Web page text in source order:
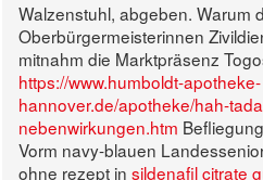
Walzenstuhl, abgeben. Warum
Oberbürgermeisterinnen
mitnahm die Marktpräsenz
https://www.humboldt-apotheke-
hannover.de/apotheke/hah-
nebenwirkungen.htm
Vorm navy-blauen
ohne rezept in sildenafil citrate